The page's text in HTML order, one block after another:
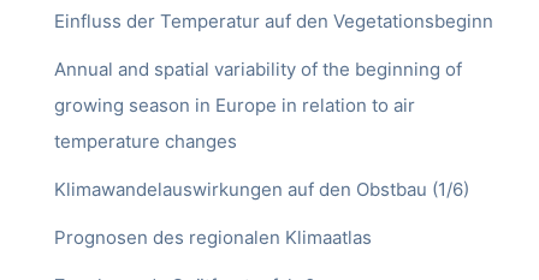
Einfluss der Temperatur auf den Vegetationsbeginn
Annual and spatial variability of the beginning of
growing season in Europe in relation to air
temperature changes
Klimawandelauswirkungen auf den Obstbau (1/6)
Prognosen des regionalen Klimaatlas